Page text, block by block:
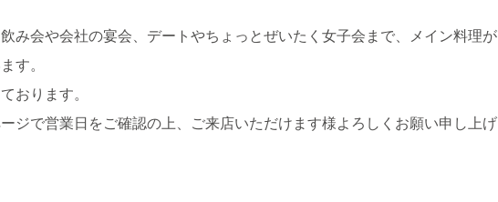
み会や会社の宴会、デートやちょっとぜいたく女子会まで、メイン料理が
す。
おります。
ジで営業日をご確認の上、ご来店いただけます様よろしくお願い申し上げ